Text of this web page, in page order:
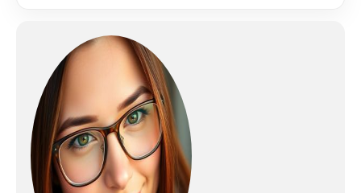
SILENCIEUX: Le robot
cuiseur le plus
silencieux (par rapport
aux modèles les plus
vendus, d'après des
tests externes réalisés
selon une norme